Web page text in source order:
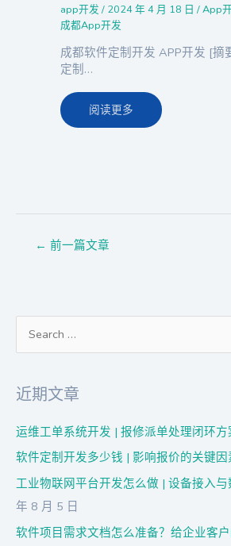
app开发 / 2024 年 4 月 18 日/App
成都App开发
成都软件定制开发 APP开发 [摘
定制…
阅读更多
← 前一篇文章
近期文章
运维工单系统开发 | 报修派单处理闭环方
软件定制开发多少钱 | 影响报价的关键因
工业物联网平台开发怎么做 | 设备接入
年 8 月 5 日
软件项目需求文档怎么准备？给企业客